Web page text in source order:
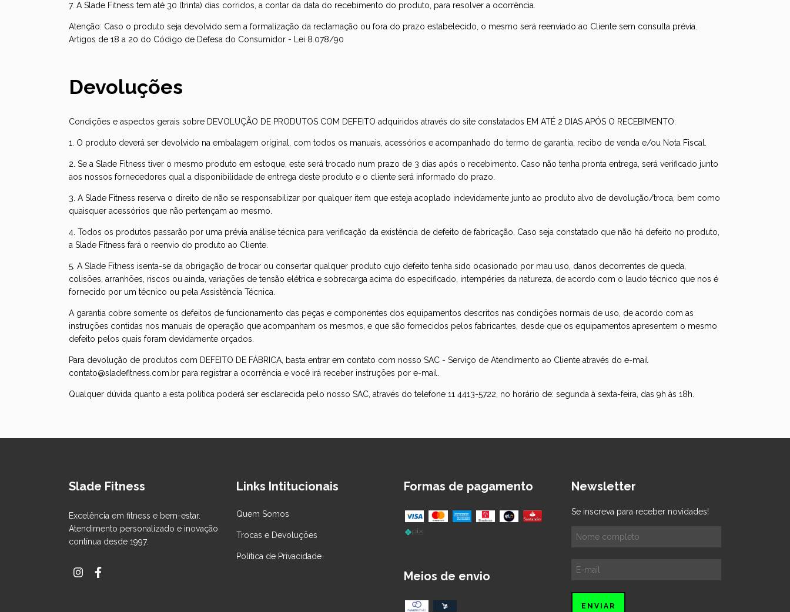
7. A Slade Fitness tem até 30 (trinta) dias corridos, a contar da data do recebimento do produto, para resolver a ocorrência.
Atenção: Caso o produto seja devolvido sem a formalização da reclamação ou fora do prazo estabelecido, o mesmo será reenviado ao Cliente sem consulta prévia.
Artigos de 18 a 20 do Código de Defesa do Consumidor - Lei 8.078/90
Devoluções
Condições e aspectos gerais sobre DEVOLUÇÃO DE PRODUTOS COM DEFEITO adquiridos através do site constatados EM ATÉ 2 DIAS APÓS O RECEBIMENTO:
1. O produto deverá ser devolvido na embalagem original, com todos os manuais, acessórios e acompanhado do termo de garantia, recibo de venda e/ou Nota Fiscal.
2. Se a Slade Fitness tiver o mesmo produto em estoque, este será trocado num prazo de 3 dias após o recebimento. Caso não tenha pronta entrega, será verificado junto
aos nossos fornecedores qual a disponibilidade de entrega deste produto e o cliente será informado do prazo.
3. A Slade Fitness reserva o direito de não se responsabilizar por qualquer item que esteja acoplado indevidamente junto ao produto alvo de devolução/troca, bem como
quaisquer acessórios que não pertençam ao mesmo.
4. Todos os produtos passarão por uma prévia análise técnica para verificação da existência de defeito de fabricação. Caso seja constatado que não há defeito no produto,
a Slade Fitness fará o reenvio do produto ao Cliente.
5. A Slade Fitness isenta-se da obrigação de trocar ou consertar qualquer produto cujo defeito tenha sido ocasionado por mau uso, danos decorrentes de queda,
colisões, arranhões, riscos ou ainda, variações de tensão elétrica e sobrecarga acima do especificado, intempéries da natureza, de acordo com o laudo técnico que nos é
fornecido por um técnico ou pela Assistência Técnica.
A garantia cobre somente os defeitos de funcionamento das peças e componentes dos equipamentos descritos nas condições normais de uso, de acordo com as
instruções contidas nos manuais de operação que acompanham os mesmos, e que são fornecidos pelos fabricantes, desde que os equipamentos apresentem o mesmo
defeito pelos quais foram devidamente orçados.
Para devolução de produtos com DEFEITO DE FÁBRICA, basta entrar em contato com nosso SAC - Serviço de Atendimento ao Cliente através do e-mail
contato@sladefitness.com.br para registrar a ocorrência e você irá receber instruções por e-mail.
Qualquer dúvida quanto a esta política poderá ser esclarecida pelo nosso SAC, através do telefone 11 4413-5722, no horário de: segunda à sexta-feira, das 9h às 18h.
Slade Fitness
Excelência em fitness e bem-estar.
Atendimento personalizado e inovação
contínua desde 1997.
Links Intitucionais
Quem Somos
Trocas e Devoluções
Política de Privacidade
Formas de pagamento
Meios de envio
Newsletter
Se inscreva para receber novidades!